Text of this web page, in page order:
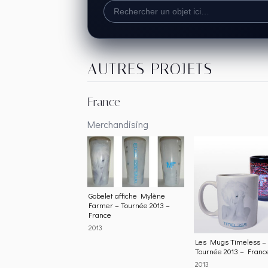
AUTRES PROJETS
France
Merchandising
Gobelet affiche Mylène
Farmer – Tournée 2013 –
France
2013
Les Mugs Timeless –
Tournée 2013 –
2013